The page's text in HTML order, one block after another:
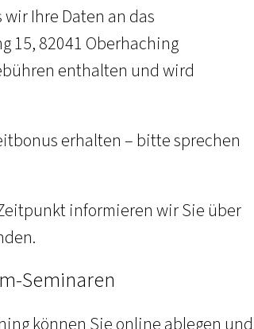
Ihre Daten an das
15, 82041 Oberhaching
enthalten und wird
erhalten – bitte sprechen
informieren wir Sie über
Seminaren